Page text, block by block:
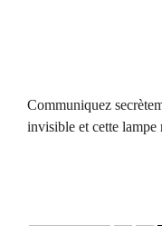
Communiquez
invisible et cette lampe